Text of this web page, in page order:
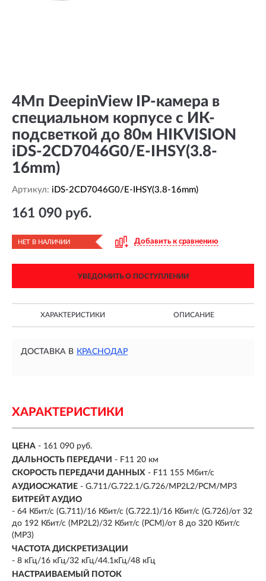
4Мп DeepinView IP-камера в
специальном корпусе с ИК-
подсветкой до 80м HIKVISION
iDS-2CD7046G0/E-IHSY(3.8-
16mm)
Артикул: iDS-2CD7046G0/E-IHSY(3.8-16mm)
161 090 руб.
НЕТ В НАЛИЧИИ Добавить к сравнению
УВЕДОМИТЬ О ПОСТУПЛЕНИИ
ХАРАКТЕРИСТИКИ ОПИСАНИЕ
ДОСТАВКА В КРАСНОДАР
ХАРАКТЕРИСТИКИ
ЦЕНА - 161 090 руб.
ДАЛЬНОСТЬ ПЕРЕДАЧИ - F11 20 км
СКОРОСТЬ ПЕРЕДАЧИ ДАННЫХ - F11 155 Мбит/с
АУДИОСЖАТИЕ - G.711/G.722.1/G.726/MP2L2/PCM/MP3
БИТРЕЙТ АУДИО
- 64 Кбит/с (G.711)/16 Кбит/с (G.722.1)/16 Кбит/с (G.726)/от 32
до 192 Кбит/с (MP2L2)/32 Кбит/с (PCM)/от 8 до 320 Кбит/с
(MP3)
ЧАСТОТА ДИСКРЕТИЗАЦИИ
- 8 кГц/16 кГц/32 кГц/44.1кГц/48 кГц
НАСТРАИВАЕМЫЙ ПОТОК